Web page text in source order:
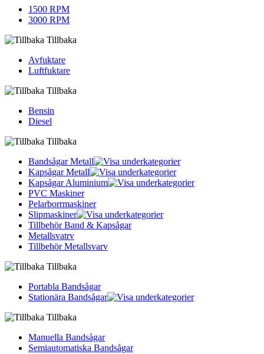
1500 RPM
3000 RPM
Tillbaka
Avfuktare
Luftfuktare
Tillbaka
Bensin
Diesel
Tillbaka
Bandsågar Metall
Kapsågar Metall
Kapsågar Aluminium
PVC Maskiner
Pelarborrmaskiner
Slipmaskiner
Tillbehör Band & Kapsågar
Metallsvatrv
Tillbehör Metallsvarv
Tillbaka
Portabla Bandsågar
Stationära Bandsågar
Tillbaka
Manuella Bandsågar
Semiautomatiska Bandsågar